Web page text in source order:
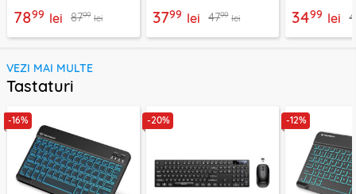
7899 lei 8799 lei 3799 lei 4799 lei 3499 lei
VEZI MAI MULTE
Tastaturi
-16% -20% -12%